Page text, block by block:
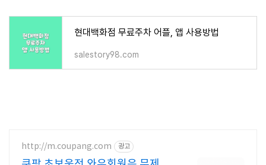
현대백화점 무료주차 어플, 앱 사용방법
salestory98.com
http://m.coupang.com 광고